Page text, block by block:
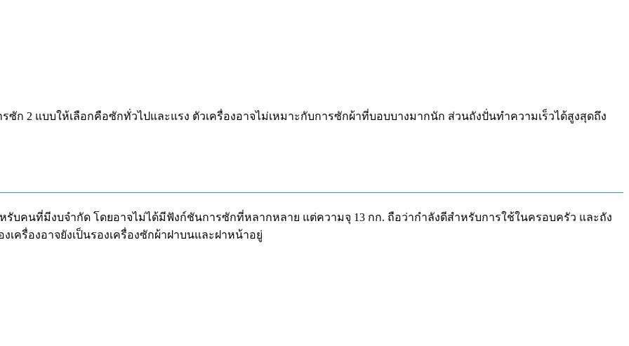
ก 2 แบบให้เลือกคือซักทั่วไปและแรง ตัวเครื่องอาจไม่เหมาะกับการซักผ้าที่บอบบางมากนัก ส่วนถังปั่นทำความเร็วได้สูงสุดถึง
ำหรับคนที่มีงบจำกัด โดยอาจไม่ได้มีฟังก์ชันการซักที่หลากหลาย แต่ความจุ 13 กก. ถือว่ากำลังดีสำหรับการใช้ในครอบครัว และถัง
ครื่องอาจยังเป็นรองเครื่องซักผ้าฝาบนและฝาหน้าอยู่